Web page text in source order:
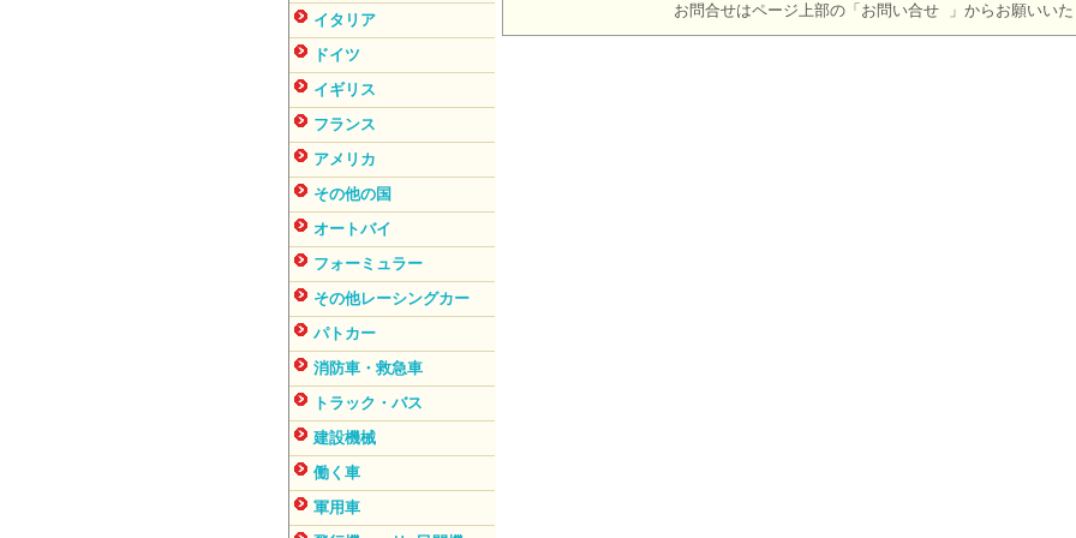
イタリア
ドイツ
イギリス
フランス
アメリカ
その他の国
オートバイ
フォーミュラー
その他レーシングカー
パトカー
消防車・救急車
トラック・バス
建設機械
働く車
軍用車
お問合せはページ上部の「お問い合せ 」からお願いい